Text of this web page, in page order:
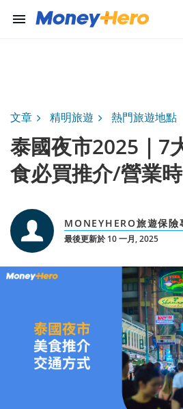
menu
文章 精明旅遊 熱門旅遊地點
泰國夜市2025｜7
食必買推介/營業
MONEYHERO旅遊保險
最後更新於 10 一月, 2025